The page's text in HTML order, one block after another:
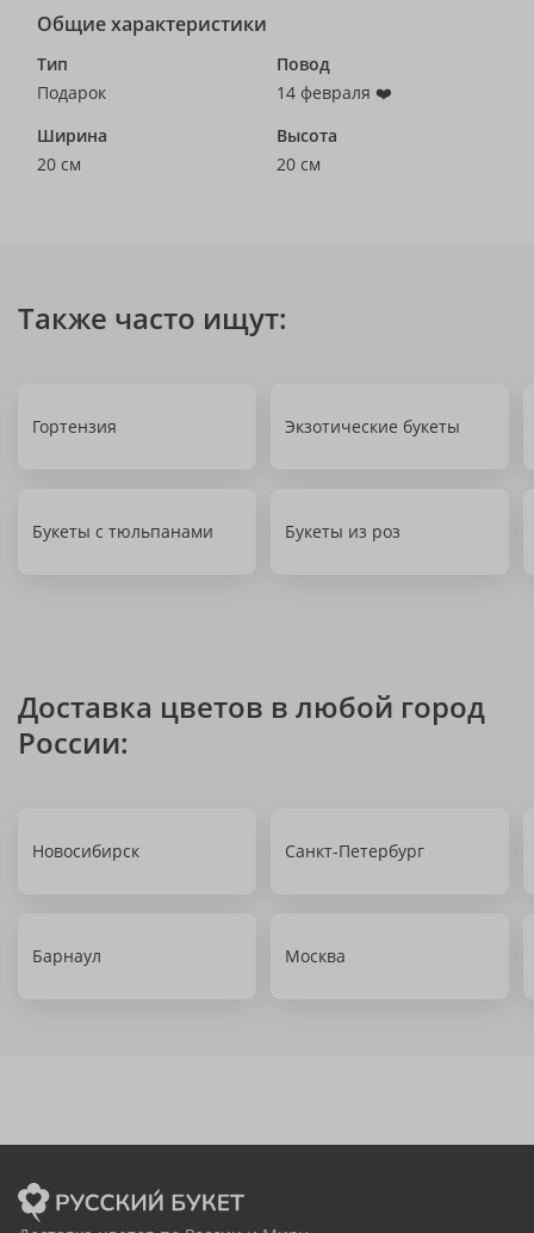
Общие характеристики
Тип
Подарок
Повод
14 февраля ❤️
Ширина
20 см
Высота
20 см
Также часто ищут:
Гортензия Экзотические букеты
Букеты с тюльпанами Букеты из роз
Доставка цветов в любой город
России:
Новосибирск Санкт-Петербург
Барнаул Москва